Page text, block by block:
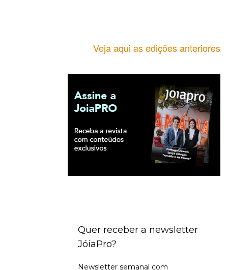
Veja aqui as edições anteriores